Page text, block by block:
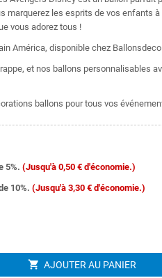
marquerez les esprits de vos enfants
vous adorez tous !
América, disponible chez
et nos ballons personnalisables
ballons pour tous vos
5%. (Jusqu'à 0,50 € d'économie.)
10%. (Jusqu'à 3,30 € d'économie.)
shopping_cart AJOUTER AU PANIER